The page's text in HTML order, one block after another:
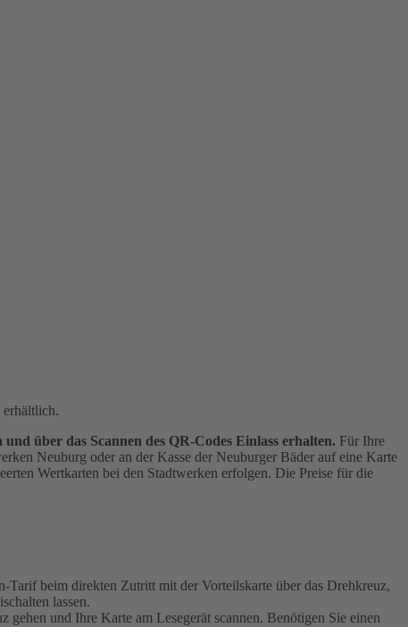
über das Scannen des QR-Codes Einlass erhalten. Für Ihre
Neuburg oder an der Kasse der Neuburger Bäder auf eine Karte
Wertkarten bei den Stadtwerken erfolgen. Die Preise für die
beim direkten Zutritt mit der Vorteilskarte über das Drehkreuz,
lassen.
und Ihre Karte am Lesegerät scannen. Benötigen Sie einen